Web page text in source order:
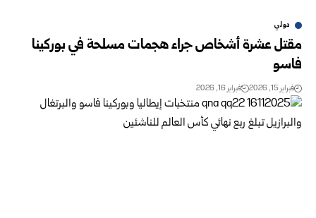
دولي
مقتل عشرة أشخاص جراء هجمات مسلحة في بوركينا
فاسو
فبراير 15, 2026 فبراير 16, 2026